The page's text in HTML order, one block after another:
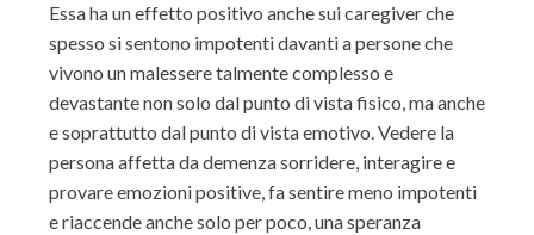
Essa ha un effetto positivo anche sui caregiver che
spesso si sentono impotenti davanti a persone che
vivono un malessere talmente complesso e
devastante non solo dal punto di vista fisico, ma anche
e soprattutto dal punto di vista emotivo. Vedere la
persona affetta da demenza sorridere, interagire e
provare emozioni positive, fa sentire meno impotenti
e riaccende anche solo per poco, una speranza